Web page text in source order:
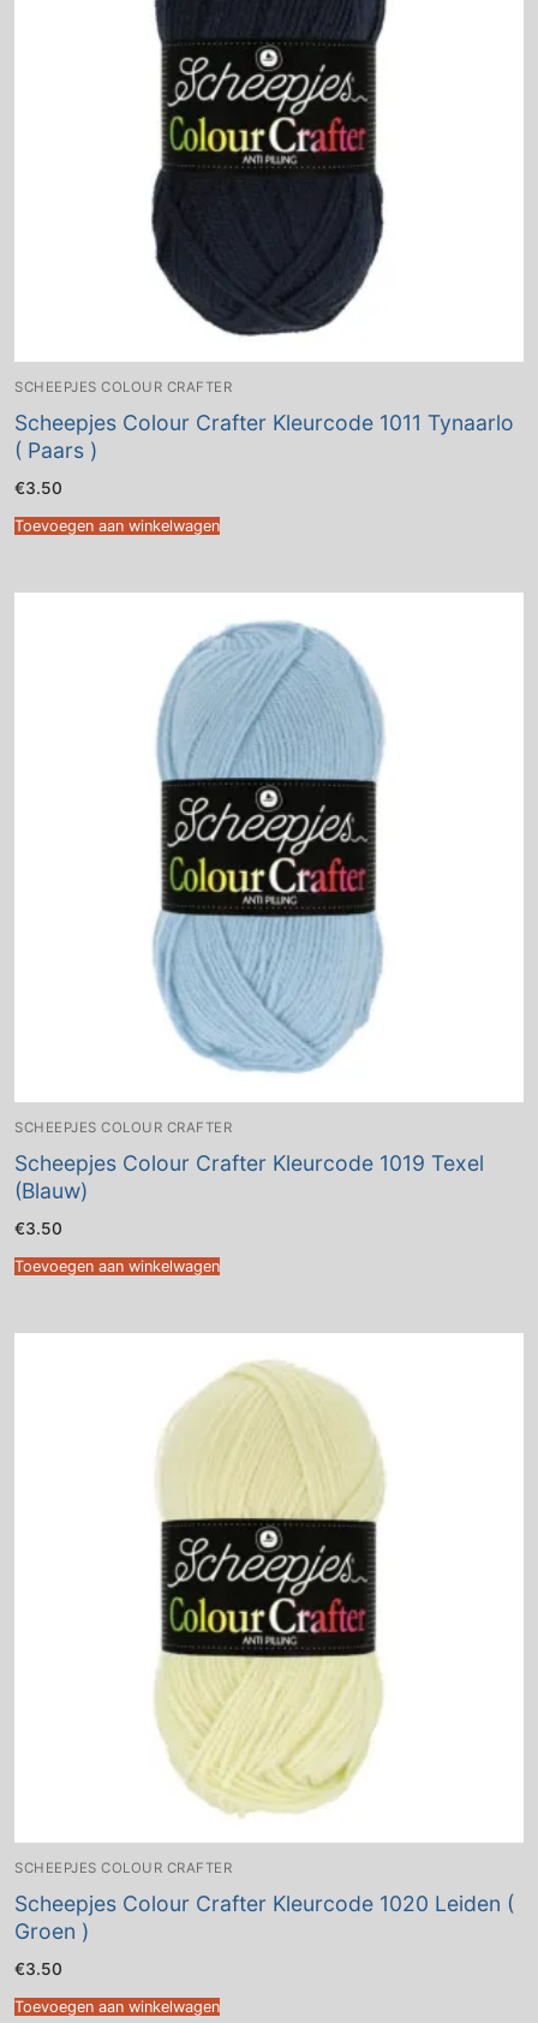
SCHEEPJES COLOUR CRAFTER
Scheepjes Colour Crafter Kleurcode 1011 Tynaarlo
( Paars )
€3.50
Toevoegen aan winkelwagen
SCHEEPJES COLOUR CRAFTER
Scheepjes Colour Crafter Kleurcode 1019 Texel
(Blauw)
€3.50
Toevoegen aan winkelwagen
SCHEEPJES COLOUR CRAFTER
Scheepjes Colour Crafter Kleurcode 1020 Leiden (
Groen )
€3.50
Toevoegen aan winkelwagen